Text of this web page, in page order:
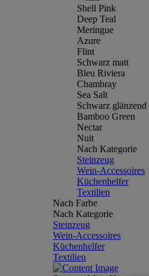
Shell Pink
Deep Teal
Meringue
Azure
Flint
Schwarz matt
Bleu Riviera
Chambray
Sea Salt
Schwarz glänzend
Bamboo Green
Nectar
Nuit
Nach Kategorie
Steinzeug
Wein-Accessoires
Küchenhelfer
Textilien
Nach Farbe
Nach Kategorie
Steinzeug
Wein-Accessoires
Küchenhelfer
Textilien